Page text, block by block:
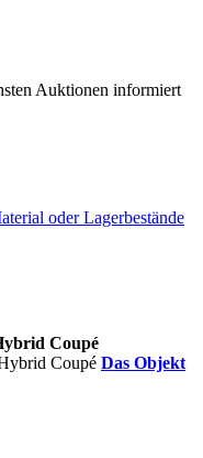
Auktionen informiert
Coupé
Das Objekt